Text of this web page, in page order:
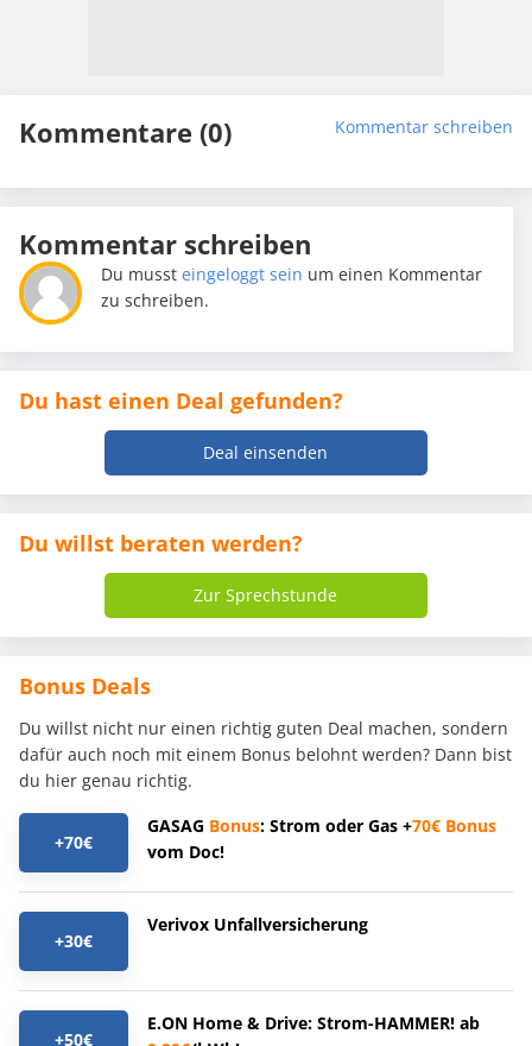
Kommentare (0) Kommentar schreiben
Kommentar schreiben
Du mussteingeloggt sein um einen Kommentar
zu schreiben.
Du hast einen Deal gefunden?
Deal einsenden
Du willst beraten werden?
Zur Sprechstunde
Bonus Deals
Du willst nicht nur einen richtig guten Deal machen, sondern
dafür auch noch mit einem Bonus belohnt werden? Dann bist
du hier genau richtig.
+70€
GASAG Bonus: Strom oder Gas +70€ Bonus
vom Doc!
+30€
Verivox Unfallversicherung
+50€
E.ON Home & Drive: Strom-HAMMER! ab